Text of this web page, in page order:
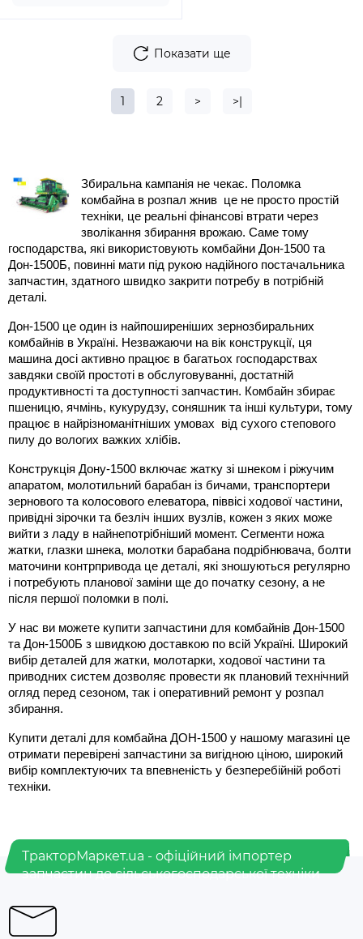
Показати ще
1 2 > >|
Збиральна кампанія не чекає. Поломка
комбайна в розпал жнив  це не просто простій
техніки, це реальні фінансові втрати через
зволікання збирання врожаю. Саме тому
господарства, які використовують комбайни Дон-1500 та
Дон-1500Б, повинні мати під рукою надійного постачальника
запчастин, здатного швидко закрити потребу в потрібній
деталі.
Дон-1500 це один із найпоширеніших зернозбиральних
комбайнів в Україні. Незважаючи на вік конструкції, ця
машина досі активно працює в багатьох господарствах
завдяки своїй простоті в обслуговуванні, достатній
продуктивності та доступності запчастин. Комбайн збирає
пшеницю, ячмінь, кукурудзу, соняшник та інші культури, тому
працює в найрізноманітніших умовах  від сухого степового
пилу до вологих важких хлібів.
Конструкція Дону-1500 включає жатку зі шнеком і ріжучим
апаратом, молотильний барабан із бичами, транспортери
зернового та колосового елеватора, піввісі ходової частини,
привідні зірочки та безліч інших вузлів, кожен з яких може
вийти з ладу в найнепотрібніший момент. Сегменти ножа
жатки, глазки шнека, молотки барабана подрібнювача, болти
маточини контрпривода це деталі, які зношуються регулярно
і потребують планової заміни ще до початку сезону, а не
після першої поломки в полі.
У нас ви можете купити запчастини для комбайнів Дон-1500
та Дон-1500Б з швидкою доставкою по всій Україні. Широкий
вибір деталей для жатки, молотарки, ходової частини та
приводних систем дозволяє провести як плановий технічний
огляд перед сезоном, так і оперативний ремонт у розпал
збирання.
Купити деталі для комбайна ДОН-1500 у нашому магазині це
отримати перевірені запчастини за вигідною ціною, широкий
вибір комплектуючих та впевненість у безперебійній роботі
техніки.
ТракторМаркет.ua - офіційний імпортер
запчастин до сільськогосподарської техніки